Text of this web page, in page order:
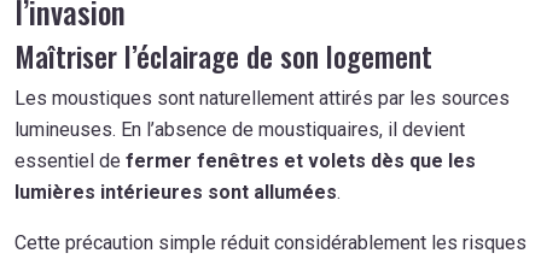
l’invasion
Maîtriser l’éclairage de son logement
Les moustiques sont naturellement attirés par les sources
lumineuses. En l’absence de moustiquaires, il devient
essentiel de fermer fenêtres et volets dès que les
lumières intérieures sont allumées.
Cette précaution simple réduit considérablement les risques